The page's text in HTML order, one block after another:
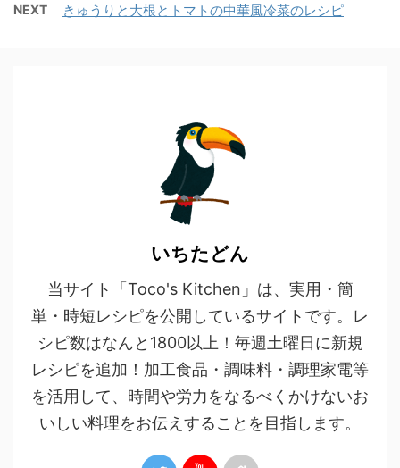
NEXT きゅうりと大根とトマトの中華風冷菜のレシピ
いちたどん
当サイト「Toco's Kitchen」は、実用・簡
単・時短レシピを公開しているサイトです。レ
シピ数はなんと1800以上！毎週土曜日に新規
レシピを追加！加工食品・調味料・調理家電等
を活用して、時間や労力をなるべくかけないお
いしい料理をお伝えすることを目指します。